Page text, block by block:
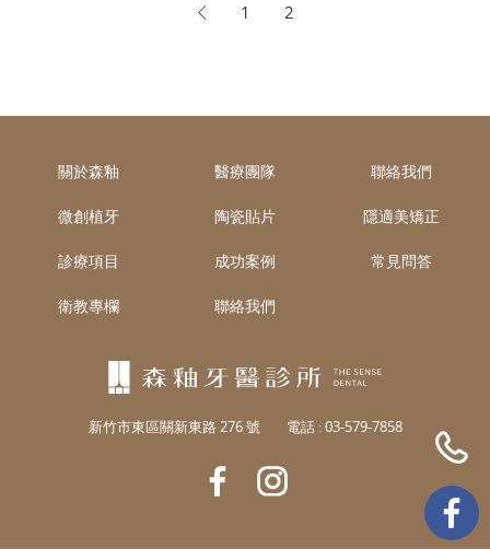
1 2
關於森釉 醫療團隊 聯絡我們
微創植牙 陶瓷貼片 隱適美矯正
診療項目 成功案例 常見問答
衛教專欄 聯絡我們
新竹市東區關新東路 276 號 電話 :03-579-7858